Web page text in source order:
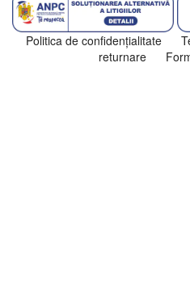
Politica de confidenţialitate
returnare